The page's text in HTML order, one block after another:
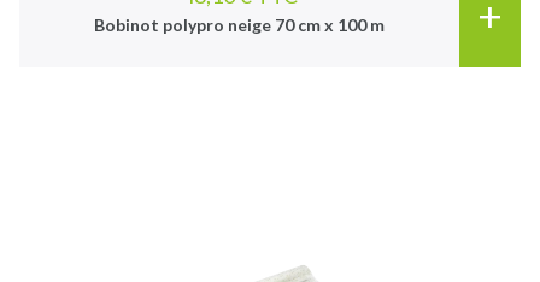
Bobinot polypro neige 70 cm x 100 m +